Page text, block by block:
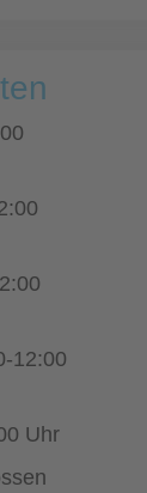
12:00
Uhr